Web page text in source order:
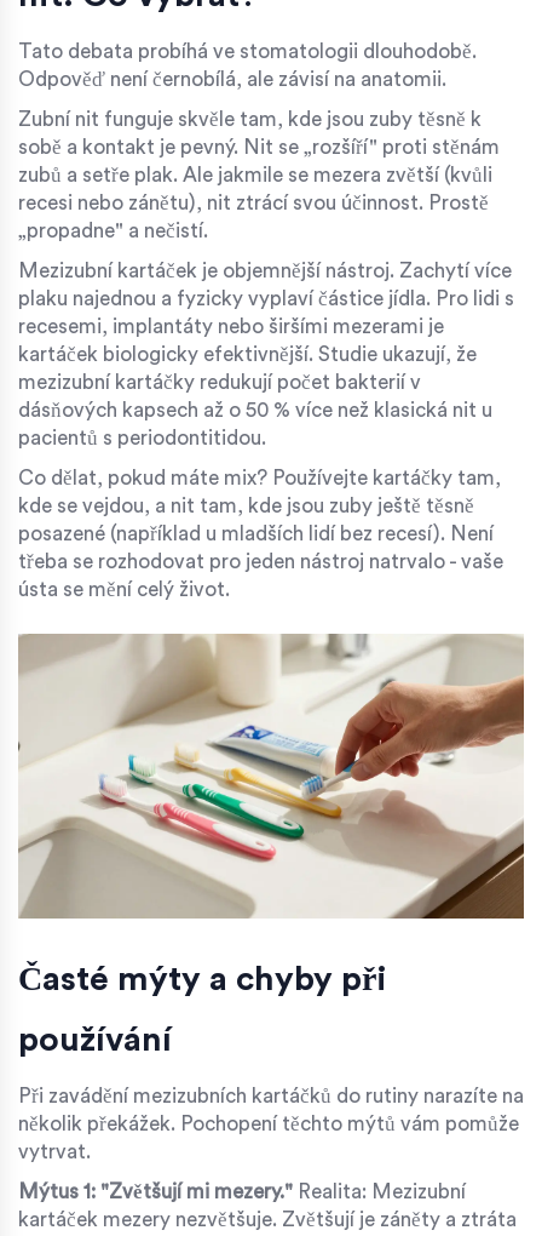
Tato debata probíhá ve stomatologii dlouhodobě.
Odpověď není černobílá, ale závisí na anatomii.
Zubní nit funguje skvěle tam, kde jsou zuby těsně k
sobě a kontakt je pevný. Nit se „rozšíří" proti stěnám
zubů a setře plak. Ale jakmile se mezera zvětší (kvůli
recesi nebo zánětu), nit ztrácí svou účinnost. Prostě
„propadne" a nečistí.
Mezizubní kartáček je objemnější nástroj. Zachytí více
plaku najednou a fyzicky vyplaví částice jídla. Pro lidi s
recesemi, implantáty nebo širšími mezerami je
kartáček biologicky efektivnější. Studie ukazují, že
mezizubní kartáčky redukují počet bakterií v
dásňových kapsech až o 50 % více než klasická nit u
pacientů s periodontitidou.
Co dělat, pokud máte mix? Používejte kartáčky tam,
kde se vejdou, a nit tam, kde jsou zuby ještě těsně
posazené (například u mladších lidí bez recesí). Není
třeba se rozhodovat pro jeden nástroj natrvalo - vaše
ústa se mění celý život.
Časté mýty a chyby při
používání
Při zavádění mezizubních kartáčků do rutiny narazíte na
několik překážek. Pochopení těchto mýtů vám pomůže
vytrvat.
Mýtus 1: "Zvětšují mi mezery." Realita: Mezizubní
kartáček mezery nezvětšuje. Zvětšují je záněty a ztráta